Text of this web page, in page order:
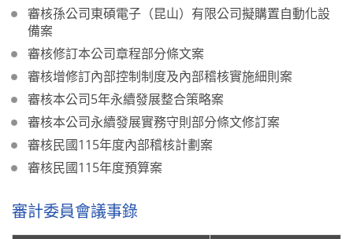
審核孫公司東碩電子（昆山）有限公司擬購置自動化設
備案
審核修訂本公司章程部分條文案
審核增修訂內部控制制度及內部稽核實施細則案
審核本公司5年永續發展整合策略案
審核本公司永續發展實務守則部分條文修訂案
審核民國115年度內部稽核計劃案
審核民國115年度預算案
審計委員會議事錄